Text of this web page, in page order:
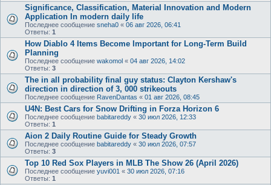
Significance, Classification, Material Innovation and Modern
Application In modern daily life
Последнее сообщение sneha0 « 06 авг 2026, 06:41
Ответы: 1
How Diablo 4 Items Become Important for Long-Term Build
Planning
Последнее сообщение wakomol « 04 авг 2026, 14:02
Ответы: 3
The in all probability final guy status: Clayton Kershaw's
direction in direction of 3, 000 strikeouts
Последнее сообщение RavenDantas « 01 авг 2026, 08:45
U4N: Best Cars for Snow Drifting in Forza Horizon 6
Последнее сообщение babitareddy « 30 июл 2026, 12:33
Ответы: 1
Aion 2 Daily Routine Guide for Steady Growth
Последнее сообщение babitareddy « 30 июл 2026, 07:57
Ответы: 3
Top 10 Red Sox Players in MLB The Show 26 (April 2026)
Последнее сообщение yuvi001 « 30 июл 2026, 07:16
Ответы: 1